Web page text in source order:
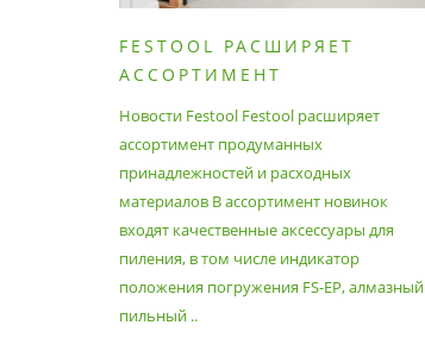
FESTOOL РАСШИРЯЕТ
АССОРТИМЕНТ
ПРИНАДЛЕЖНОСТЕЙ И
РАСХОДНЫХ МАТЕРИАЛОВ
Новости Festool Festool расширяет
ассортимент продуманных
принадлежностей и расходных
материалов В ассортимент новинок
входят качественные аксессуары для
пиления, в том числе индикатор
положения погружения FS-EP, алмазный
пильный ..